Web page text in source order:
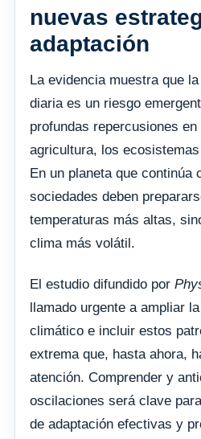
nuevas
adaptación
La evidencia muestra que
diaria es un riesgo
profundas repercusiones
agricultura, los
En un planeta que continúa
sociedades deben
temperaturas más altas,
clima más volátil.
El estudio difundido por
llamado urgente a ampliar
climático e incluir estos
extrema que, hasta ahora,
atención. Comprender y
oscilaciones será clave
de adaptación efectivas y